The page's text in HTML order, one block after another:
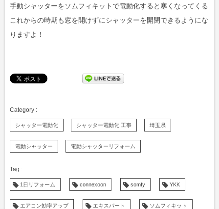
手動シャッターをソムフィキットで電動化すると寒くなってくる
これからの時期も窓を開けずにシャッターを開閉できるようにな
りますよ！
シャッター電動化 シャッター電動化 工事 埼玉県
電動シャッター 電動シャッターリフォーム
1日リフォーム connexoon somfy YKK
エアコン効率アップ エキスパート ソムフィキット